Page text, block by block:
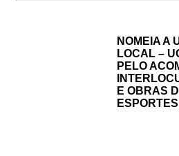
NOMEIA A
LOCAL –
PELO
E OBRAS